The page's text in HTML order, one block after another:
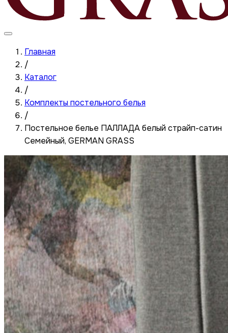
Главная
/
Каталог
/
Комплекты постельного белья
/
Постельное белье ПАЛЛАДА белый страйп-сатин
Семейный, GERMAN GRASS